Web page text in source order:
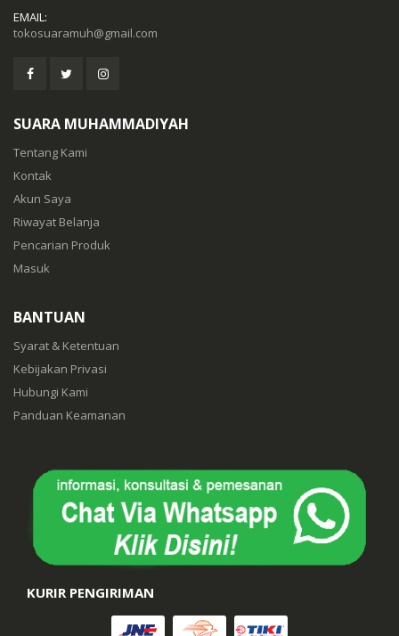
EMAIL:
tokosuaramuh@gmail.com
SUARA MUHAMMADIYAH
Tentang Kami
Kontak
Akun Saya
Riwayat Belanja
Pencarian Produk
Masuk
BANTUAN
Syarat & Ketentuan
Kebijakan Privasi
Hubungi Kami
Panduan Keamanan
KURIR PENGIRIMAN